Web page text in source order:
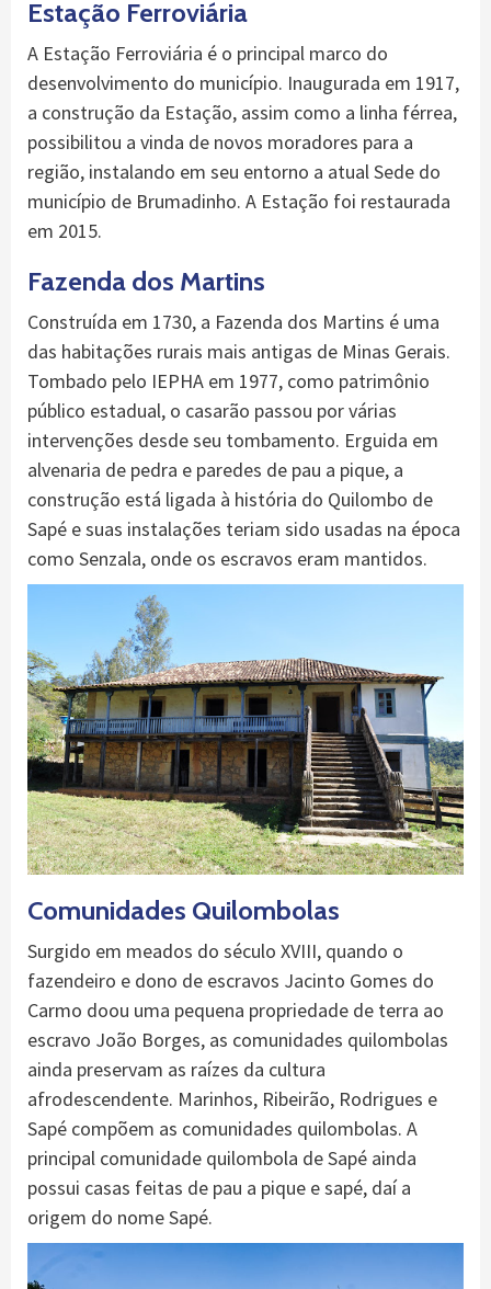
Estação Ferroviária
A Estação Ferroviária é o principal marco do
desenvolvimento do município. Inaugurada em 1917,
a construção da Estação, assim como a linha férrea,
possibilitou a vinda de novos moradores para a
região, instalando em seu entorno a atual Sede do
município de Brumadinho. A Estação foi restaurada
em 2015.
Fazenda dos Martins
Construída em 1730, a Fazenda dos Martins é uma
das habitações rurais mais antigas de Minas Gerais.
Tombado pelo IEPHA em 1977, como patrimônio
público estadual, o casarão passou por várias
intervenções desde seu tombamento. Erguida em
alvenaria de pedra e paredes de pau a pique, a
construção está ligada à história do Quilombo de
Sapé e suas instalações teriam sido usadas na época
como Senzala, onde os escravos eram mantidos.
Comunidades Quilombolas
Surgido em meados do século XVIII, quando o
fazendeiro e dono de escravos Jacinto Gomes do
Carmo doou uma pequena propriedade de terra ao
escravo João Borges, as comunidades quilombolas
ainda preservam as raízes da cultura
afrodescendente. Marinhos, Ribeirão, Rodrigues e
Sapé compõem as comunidades quilombolas. A
principal comunidade quilombola de Sapé ainda
possui casas feitas de pau a pique e sapé, daí a
origem do nome Sapé.